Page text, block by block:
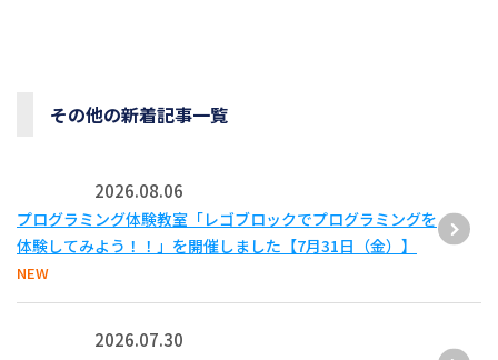
その他の新着記事一覧
2026.08.06
プログラミング体験教室「レゴブロックでプログラミングを
体験してみよう！！」を開催しました【7月31日（金）】
NEW
2026.07.30